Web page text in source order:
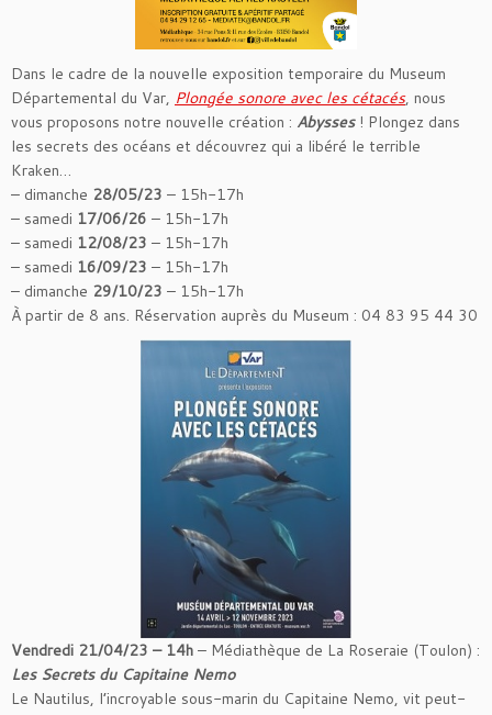
Dans le cadre de la nouvelle exposition temporaire du Museum
Départemental du Var, Plongée sonore avec les cétacés, nous
vous proposons notre nouvelle création : Abysses ! Plongez dans
les secrets des océans et découvrez qui a libéré le terrible
Kraken…
– dimanche 28/05/23 – 15h-17h
– samedi 17/06/26 – 15h-17h
– samedi 12/08/23 – 15h-17h
– samedi 16/09/23 – 15h-17h
– dimanche 29/10/23 – 15h-17h
À partir de 8 ans. Réservation auprès du Museum : 04 83 95 44 30
Vendredi 21/04/23 – 14h – Médiathèque de La Roseraie (Toulon) :
Les Secrets du Capitaine Nemo
Le Nautilus, l’incroyable sous-marin du Capitaine Nemo, vit peut-